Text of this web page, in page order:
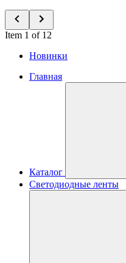
Item 1 of 12
Новинки
Главная
Каталог
Светодиодные ленты